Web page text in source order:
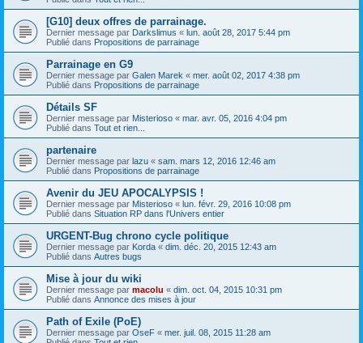
[G10] deux offres de parrainage.
Dernier message par Darkslimus « lun. août 28, 2017 5:44 pm
Publié dans Propositions de parrainage
Parrainage en G9
Dernier message par Galen Marek « mer. août 02, 2017 4:38 pm
Publié dans Propositions de parrainage
Détails SF
Dernier message par Misterioso « mar. avr. 05, 2016 4:04 pm
Publié dans Tout et rien...
partenaire
Dernier message par lazu « sam. mars 12, 2016 12:46 am
Publié dans Propositions de parrainage
Avenir du JEU APOCALYPSIS !
Dernier message par Misterioso « lun. févr. 29, 2016 10:08 pm
Publié dans Situation RP dans l'Univers entier
URGENT-Bug chrono cycle politique
Dernier message par Korda « dim. déc. 20, 2015 12:43 am
Publié dans Autres bugs
Mise à jour du wiki
Dernier message par macolu « dim. oct. 04, 2015 10:31 pm
Publié dans Annonce des mises à jour
Path of Exile (PoE)
Dernier message par OseF « mer. juil. 08, 2015 11:28 am